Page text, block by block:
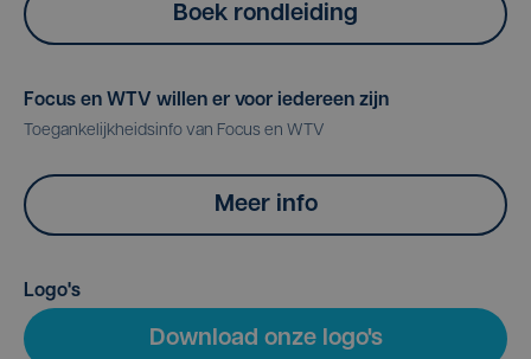
Boek rondleiding
Focus en WTV willen er voor iedereen zijn
Toegankelijkheidsinfo van Focus en WTV
Meer info
Logo's
Download onze logo's